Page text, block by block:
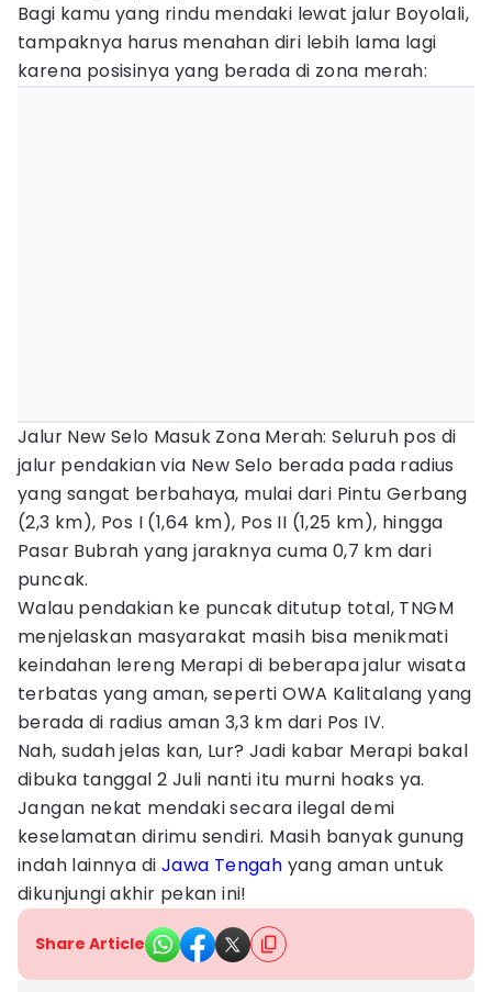
Bagi kamu yang rindu mendaki lewat jalur Boyolali,
tampaknya harus menahan diri lebih lama lagi
karena posisinya yang berada di zona merah:
Jalur New Selo Masuk Zona Merah: Seluruh pos di
jalur pendakian via New Selo berada pada radius
yang sangat berbahaya, mulai dari Pintu Gerbang
(2,3 km), Pos I (1,64 km), Pos II (1,25 km), hingga
Pasar Bubrah yang jaraknya cuma 0,7 km dari
puncak.
Walau pendakian ke puncak ditutup total, TNGM
menjelaskan masyarakat masih bisa menikmati
keindahan lereng Merapi di beberapa jalur wisata
terbatas yang aman, seperti OWA Kalitalang yang
berada di radius aman 3,3 km dari Pos IV.
Nah, sudah jelas kan, Lur? Jadi kabar Merapi bakal
dibuka tanggal 2 Juli nanti itu murni hoaks ya.
Jangan nekat mendaki secara ilegal demi
keselamatan dirimu sendiri. Masih banyak gunung
indah lainnya di Jawa Tengah yang aman untuk
dikunjungi akhir pekan ini!
Share Article